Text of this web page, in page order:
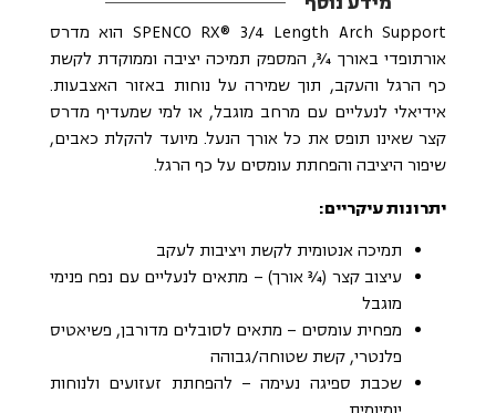
SPENCO RX® 3/4 Length Arch Support הוא מדרס
אורתופדי באורך ¾, המספק תמיכה יציבה וממוקדת לקשת
כף הרגל והעקב, תוך שמירה על נוחות באזור האצבעות.
אידיאלי לנעליים עם מרחב מוגבל, או למי שמעדיף מדרס
קצר שאינו תופס את כל אורך הנעל. מיועד להקלת כאבים,
שיפור היציבה והפחתת עומסים על כף הרגל.
יתרונות עיקריים:
תמיכה אנטומית לקשת ויציבות לעקב
עיצוב קצר (¾ אורך) – מתאים לנעליים עם נפח פנימי
מוגבל
מפחית עומסים – מתאים לסובלים מדורבן, פשיאטיס
פלנטרי, קשת שטוחה/גבוהה
שכבת ספיגה נעימה – להפחתת זעזועים ולנוחות